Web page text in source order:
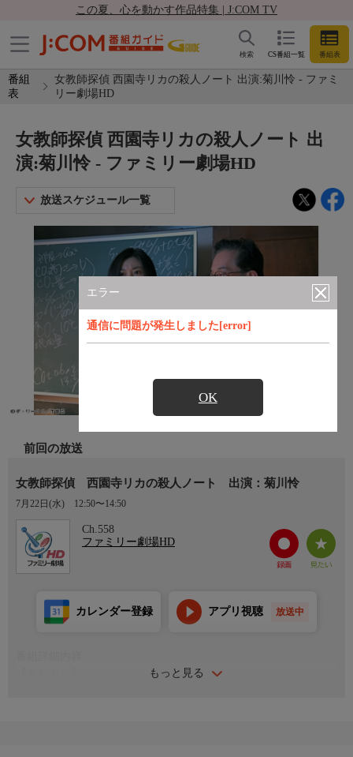
この夏、心を動かす作品特集 | J:COM TV
CS番組一覧 番組表
検索
番組
表
女教師探偵 西園寺リカの殺人ノート 出演:菊川怜 - ファミ
リー劇場HD
エラー
通信に問題が発生しました[error]
OK
女教師探偵 西園寺リカの殺人ノート 出
演:菊川怜 - ファミリー劇場HD
放送スケジュール一覧
前回の放送
女教師探偵 西園寺リカの殺人ノート 出演：菊川怜
7月22日(水) 12:50〜14:50
Ch.558
ファミリー劇場HD
もっと見る
カレンダー登録 アプリ視聴 放送中